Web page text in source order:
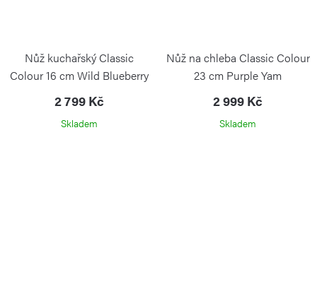
Nůž kuchařský Classic
Colour 16 cm Wild Blueberry
2 799 Kč
Skladem
Nůž na chleba Classic Colour
23 cm Purple Yam
2 999 Kč
Skladem